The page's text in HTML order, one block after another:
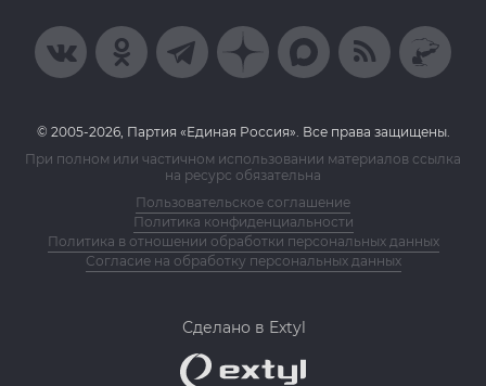
© 2005-2026, Партия «Единая Россия». Все права защищены.
При полном или частичном использовании материалов ссылка
на ресурс обязательна
Пользовательское соглашение
Политика конфиденциальности
Политика в отношении обработки персональных данных
Согласие на обработку персональных данных
Сделано в Extyl